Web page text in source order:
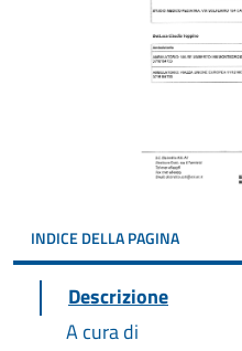
INDICE DELLA PAGINA
Descrizione
A cura di